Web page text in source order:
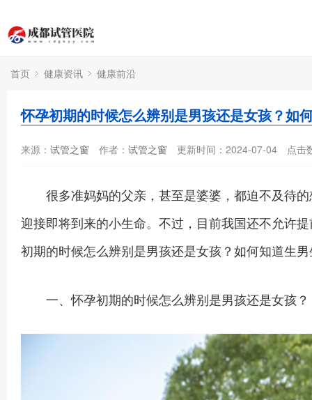
首页 健康资讯 健康前沿
怀孕初期的时候怎么辨别是男孩还是女孩？如
来源： 试管之窗 作者： 试管之窗 更新时间：2024-07-04 点击
很多准妈妈的父亲，甚至是婆婆，都迫不及待的
迎接即将到来的小生命。不过，目前我国还不允许
初期的时候怎么辨别是男孩还是女孩？如何知道生
一、怀孕初期的时候怎么辨别是男孩还是女孩？